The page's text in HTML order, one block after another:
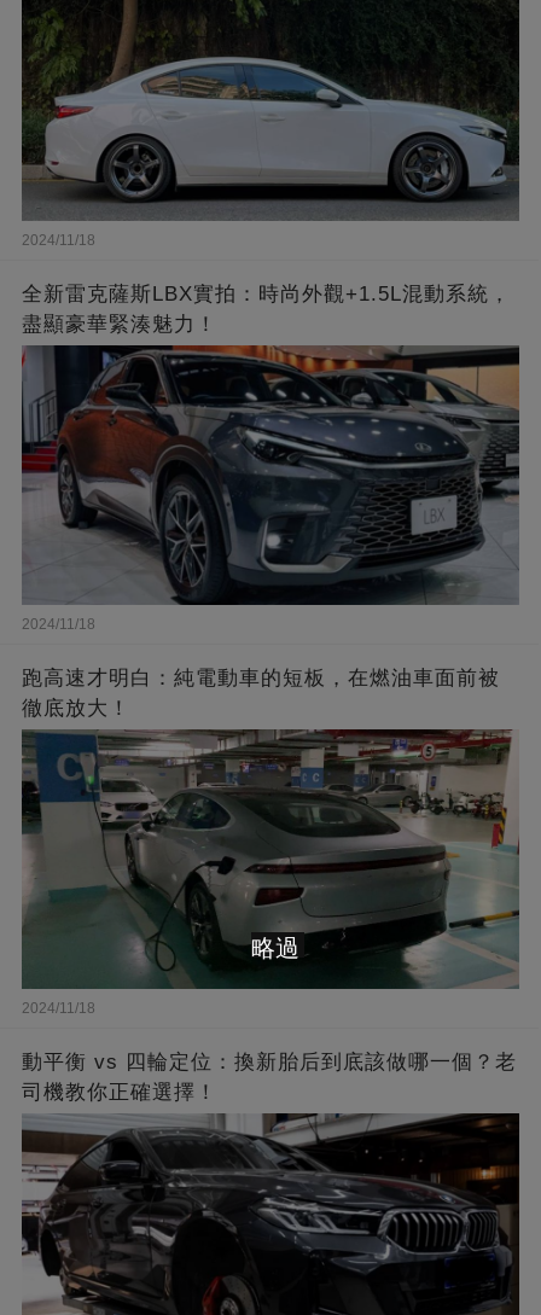
2024/11/18
全新雷克薩斯LBX實拍：時尚外觀+1.5L混動系統，
盡顯豪華緊湊魅力！
2024/11/18
跑高速才明白：純電動車的短板，在燃油車面前被
徹底放大！
2024/11/18
動平衡 vs 四輪定位：換新胎后到底該做哪一個？老
司機教你正確選擇！
略過